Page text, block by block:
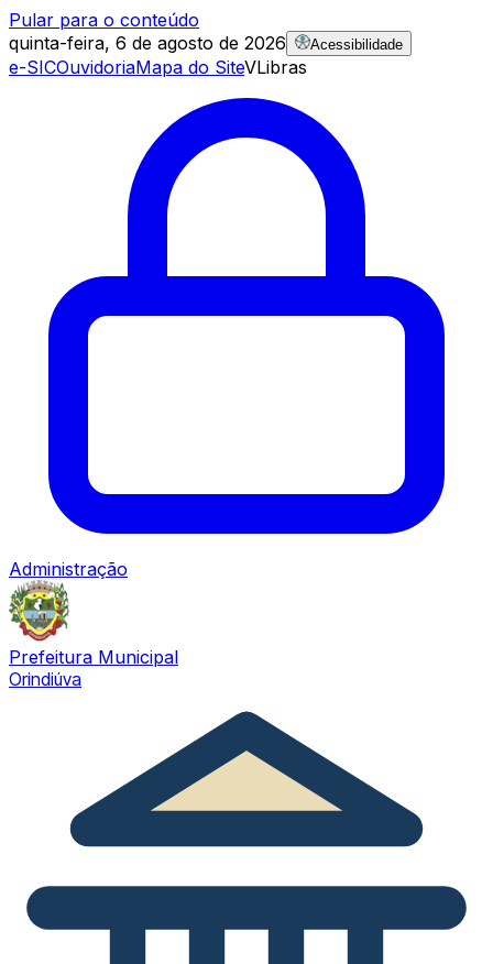
Pular para o conteúdo
quinta-feira, 6 de agosto de 2026
Acessibilidade
e-SICOuvidoriaMapa do SiteVLibras
Administração
Prefeitura Municipal
Orindiúva